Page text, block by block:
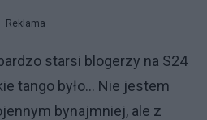
Reklama
starsi blogerzy na S24
tango było... Nie jestem
bynajmniej, ale z